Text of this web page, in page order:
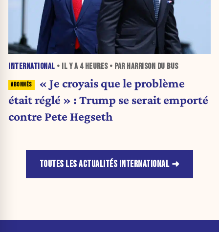
INTERNATIONAL • IL Y A 4 HEURES• PAR HARRISON DU BUS
« Je croyais que le problème
était réglé » : Trump se serait emporté
contre Pete Hegseth
TOUTES LES ACTUALITÉS INTERNATIONAL